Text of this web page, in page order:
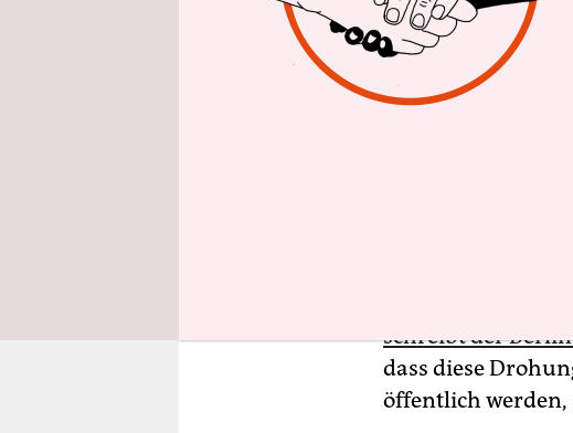
Vorgang
Gesicht fluchtartig
Das Ziel war klar:
verhindern.
die DUH vor
manipuliert
dagegen
schreibt der
dass diese
öffentlich werden,